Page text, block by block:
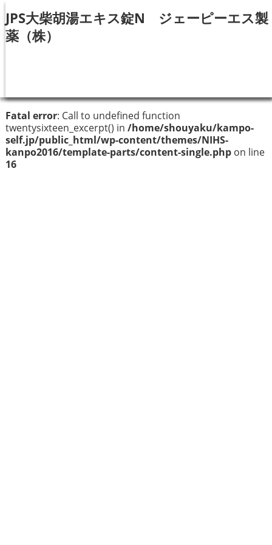
JPS大柴胡湯エキス錠N ジェーピーエス製
薬（株）
Fatal error: Call to undefined function
twentysixteen_excerpt() in /home/shouyaku/kampo-
self.jp/public_html/wp-content/themes/NIHS-
kanpo2016/template-parts/content-single.phpon line
16